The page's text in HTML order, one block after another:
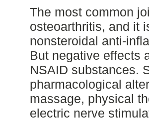
The most common
osteoarthritis, and it
nonsteroidal anti-
But negative effects
NSAID substances.
pharmacological
massage, physical
electric nerve